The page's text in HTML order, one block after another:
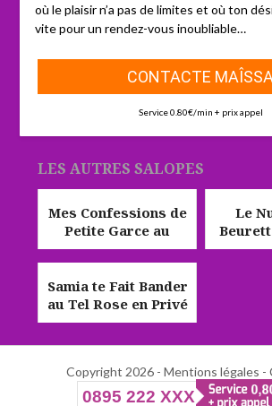
où le plaisir n’a pas de limites et où ton
vite pour un rendez-vous inoubliable…
CONTACTE MAÎSSA
Service 0.80€/min + prix appel
LES AUTRES SALOPES
Mes Confessions de
Petite Garce au
Téléphone Rose sans
Parler
Le
Petite
Samia te Fait Bander
au Tel Rose en Privé
Copyright 2026 - Mentions légales -
0895 222 XXX